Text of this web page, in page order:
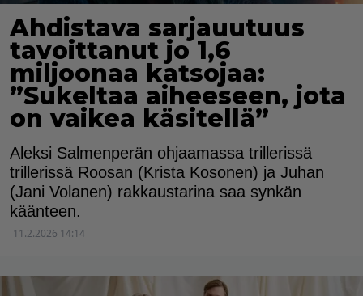
Ahdistava sarjauutuus
tavoittanut jo 1,6
miljoonaa katsojaa:
”Sukeltaa aiheeseen, jota
on vaikea käsitellä”
Aleksi Salmenperän ohjaamassa trillerissä
trillerissä Roosan (Krista Kosonen) ja Juhan
(Jani Volanen) rakkaustarina saa synkän
käänteen.
11.2.2026 14:14